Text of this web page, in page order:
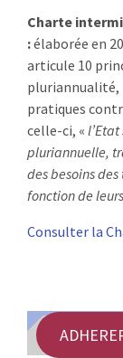
Charte
:élaborée en
articule 10
pluriannualité,
pratiques
celle-ci, «
pluriannuelle,
des besoins
fonction de
Consulter la